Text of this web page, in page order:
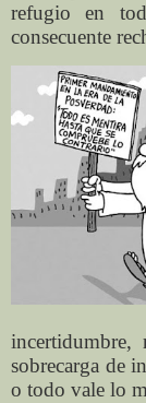
refugio en
consecuente
sobrecarga de
o todo vale lo